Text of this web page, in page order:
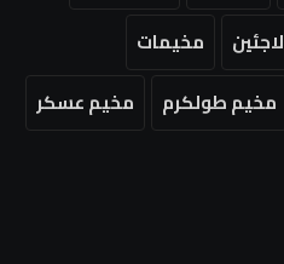
لاجئين
مخيمات
مخيم طولكرم
مخيم عسكر